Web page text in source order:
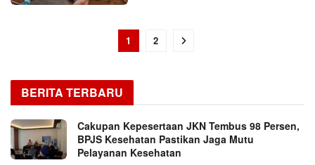
1 2
BERITA TERBARU
Cakupan Kepesertaan JKN Tembus 98 Persen,
BPJS Kesehatan Pastikan Jaga Mutu
Pelayanan Kesehatan